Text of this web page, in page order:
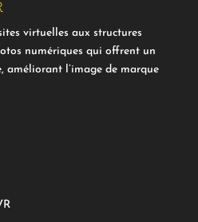
virtuelles aux structures
numériques qui offrent un
améliorant l’image de marque